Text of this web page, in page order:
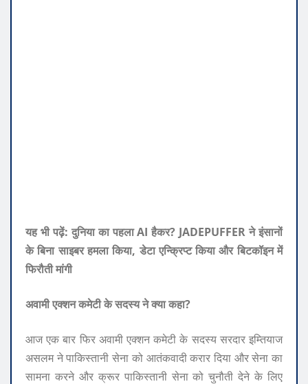
यह भी पढ़ें: दुनिया का पहला AI हैकर? JADEPUFFER ने इंसानों
के बिना साइबर हमला किया, डेटा एन्क्रिप्ट किया और बिटकॉइन में
फिरौती मांगी
अवामी एक्शन कमेटी के सदस्य ने क्या कहा?
आज एक बार फिर अवामी एक्शन कमेटी के सदस्य सरदार इम्तियाज
असलम ने पाकिस्तानी सेना को आतंकवादी करार दिया और सेना का
सामना करने और क्रूर पाकिस्तानी सेना को चुनौती देने के लिए